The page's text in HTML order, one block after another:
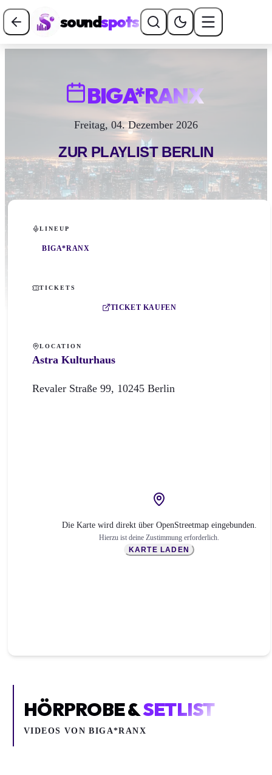
soundspots
BIGA*RANX
Freitag, 04. Dezember 2026
ZUR PLAYLIST BERLIN
LINEUP
BIGA*RANX
TICKETS
TICKET KAUFEN
LOCATION
Astra Kulturhaus
Revaler Straße 99, 10245 Berlin
Die Karte wird direkt über OpenStreetmap eingebunden.
Hierzu ist deine Zustimmung erforderlich.
KARTE LADEN
HÖRPROBE &SETLIST
VIDEOS VONBIGA*RANX